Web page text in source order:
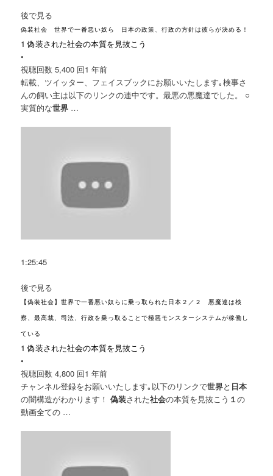
後で見る
偽装社会 世界で一番悪い奴ら 日本の政策、行政の方針は彼らが決める！
1 偽装された社会の本質を見抜こう
•
視聴回数 5,400 回1 年前
転載、ツイッター、フェイスブックにお願いいたします｡検事さ
んの飼い主は以下のリンクの連中です。最悪の悪魔達でした。 ○
実質的な世界 …
1:25:45
後で見る
【偽装社会】世界で一番悪い奴らに乗っ取られた日本２／２ 悪魔達は検
察、最高裁、司法、行政を乗っ取ることで極悪モンスターシステムが稼働し
ている
1 偽装された社会の本質を見抜こう
•
視聴回数 4,800 回1 年前
チャンネル登録をお願いいたします｡以下のリンクで世界と 日本
の闇構造がわかります！偽装された社会の本質を見抜こう １の
動画全ての …